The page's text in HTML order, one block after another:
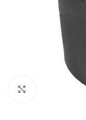
Click to